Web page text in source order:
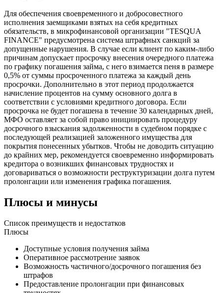
Для обеспечения своевременного и добросовестного
исполнения заемщиками взятых на себя кредитных
обязательств, в микрофинансовой организации "TESQUA
FINANCE" предусмотрена система штрафных санкций за
допущенные нарушения. В случае если клиент по каким-либо
причинам допускает просрочку внесения очередного платежа
по графику погашения займа, с него взимается пеня в размере
0,5% от суммы просроченного платежа за каждый день
просрочки. Дополнительно в этот период продолжается
начисление процентов на сумму основного долга в
соответствии с условиями кредитного договора. Если
просрочка не будет погашена в течение 30 календарных дней,
МФО оставляет за собой право инициировать процедуру
досрочного взыскания задолженности в судебном порядке с
последующей реализацией заложенного имущества для
покрытия понесенных убытков. Чтобы не доводить ситуацию
до крайних мер, рекомендуется своевременно информировать
кредитора о возникших финансовых трудностях и
договариваться о возможности реструктуризации долга путем
пролонгации или изменения графика погашения.
Плюсы и минусы
Список преимуществ и недостатков
Плюсы
Доступные условия получения займа
Оперативное рассмотрение заявок
Возможность частичного/досрочного погашения без
штрафов
Предоставление пролонгации при финансовых